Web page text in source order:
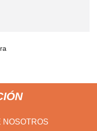
NOSOTROS